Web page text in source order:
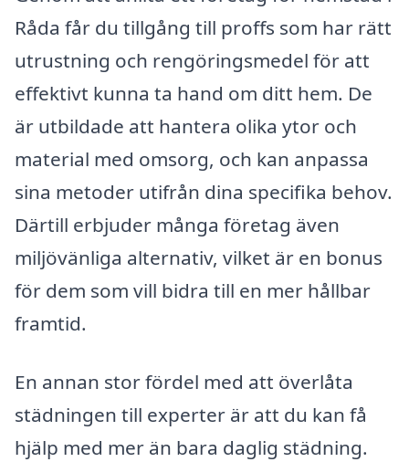
Råda får du tillgång till proffs som har rätt
utrustning och rengöringsmedel för att
effektivt kunna ta hand om ditt hem. De
är utbildade att hantera olika ytor och
material med omsorg, och kan anpassa
sina metoder utifrån dina specifika behov.
Därtill erbjuder många företag även
miljövänliga alternativ, vilket är en bonus
för dem som vill bidra till en mer hållbar
framtid.
En annan stor fördel med att överlåta
städningen till experter är att du kan få
hjälp med mer än bara daglig städning.